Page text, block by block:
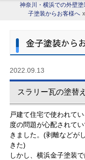
神奈川・横浜での外壁
子塗装からお客様へ
金子塗装から
2022.09.13
スラリー瓦の塗替
戸建て住宅で使われて
度の問題が心配されて
きました。(剥離などが
きた)
しかし、横浜金子塗装